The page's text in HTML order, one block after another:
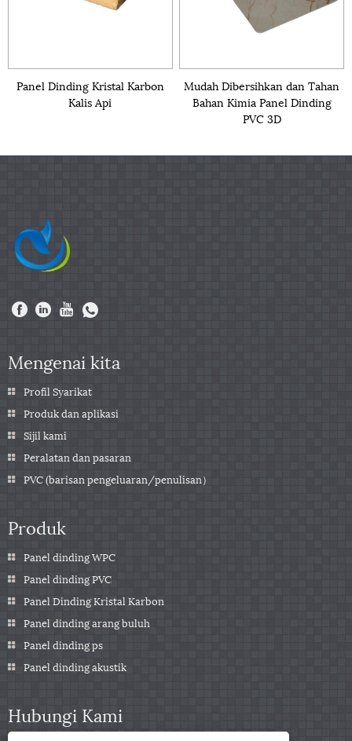
Panel Dinding Kristal Karbon
Kalis Api
Mudah Dibersihkan dan Tahan
Bahan Kimia Panel Dinding
PVC 3D
Mengenai kita
Profil Syarikat
Produk dan aplikasi
Sijil kami
Peralatan dan pasaran
PVC (barisan pengeluaran/penulisan）
Produk
Panel dinding WPC
Panel dinding PVC
Panel Dinding Kristal Karbon
Panel dinding arang buluh
Panel dinding ps
Panel dinding akustik
Hubungi Kami